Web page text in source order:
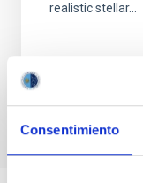
Consentimiento
realistic stellar...